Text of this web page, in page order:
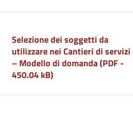
Selezione dei soggetti da
utilizzare nei Cantieri di servizi
– Modello di domanda (PDF -
450.04 kB)